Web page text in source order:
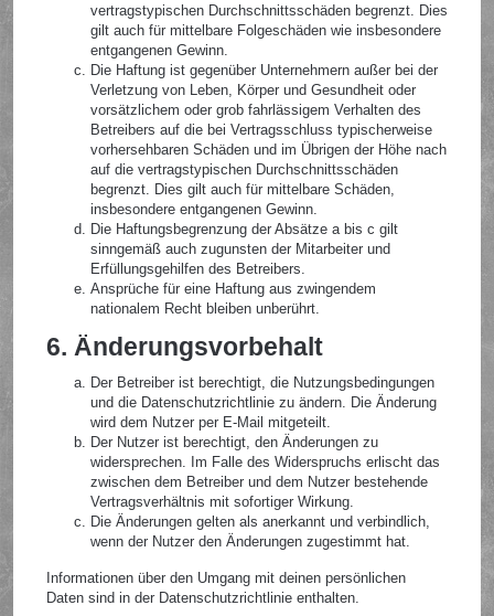
vertragstypischen Durchschnittsschäden begrenzt. Dies
gilt auch für mittelbare Folgeschäden wie insbesondere
entgangenen Gewinn.
Die Haftung ist gegenüber Unternehmern außer bei der
Verletzung von Leben, Körper und Gesundheit oder
vorsätzlichem oder grob fahrlässigem Verhalten des
Betreibers auf die bei Vertragsschluss typischerweise
vorhersehbaren Schäden und im Übrigen der Höhe nach
auf die vertragstypischen Durchschnittsschäden
begrenzt. Dies gilt auch für mittelbare Schäden,
insbesondere entgangenen Gewinn.
Die Haftungsbegrenzung der Absätze a bis c gilt
sinngemäß auch zugunsten der Mitarbeiter und
Erfüllungsgehilfen des Betreibers.
Ansprüche für eine Haftung aus zwingendem
nationalem Recht bleiben unberührt.
6. Änderungsvorbehalt
Der Betreiber ist berechtigt, die Nutzungsbedingungen
und die Datenschutzrichtlinie zu ändern. Die Änderung
wird dem Nutzer per E-Mail mitgeteilt.
Der Nutzer ist berechtigt, den Änderungen zu
widersprechen. Im Falle des Widerspruchs erlischt das
zwischen dem Betreiber und dem Nutzer bestehende
Vertragsverhältnis mit sofortiger Wirkung.
Die Änderungen gelten als anerkannt und verbindlich,
wenn der Nutzer den Änderungen zugestimmt hat.
Informationen über den Umgang mit deinen persönlichen
Daten sind in der Datenschutzrichtlinie enthalten.